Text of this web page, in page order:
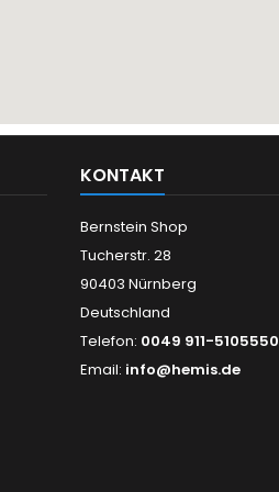
KONTAKT
Bernstein Shop
Tucherstr. 28
90403 Nürnberg
Deutschland
Telefon: 0049 911-5105550
Email: info@hemis.de